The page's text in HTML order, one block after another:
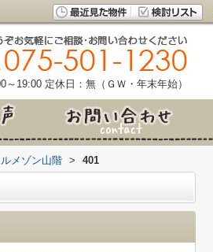
～19:00 定休日：無（ＧＷ・年末年始）
メゾン山階 > 401